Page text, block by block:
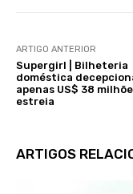
ARTIGO ANTERIOR
Supergirl | Bilheteria
doméstica
apenas US$ 38
estreia
ARTIGOS